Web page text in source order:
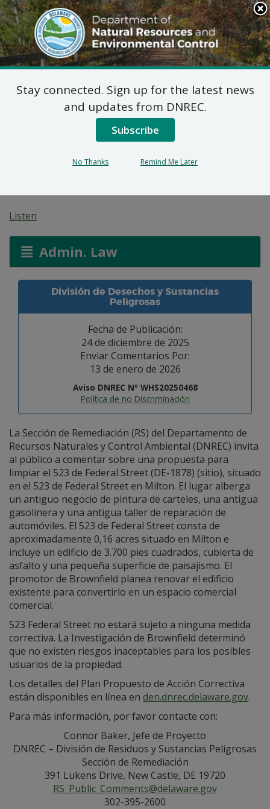
Search
This
Site
DNREC Menu
Plan Propuesto de
Acción Correctiva para
523 Federal Street (DE-
Listen
Admin. Law
División de Desechos y Sustancias
Peligrosas
Fecha de Publicación:
24 de diciembre de 2025
Enviar Comentarios Por:
13 de enero de 2026
Aviso DNREC Nº WHS20250468
Política de no Discriminación
La Sección de Remediación (RS) del Departamento de
Recursos Naturales y Control Ambiental (DNREC) invita
al público a comentar sobre una propuesta para
limpiar el 523 de Federal Street (DE-1878) (sitio), situado
en el 523 de Federal Street en Milton. El lugar alberga
un antiguo negocio de pintura de carteles, una antigua
gasolinera y una antigua taller de reparación de
automóviles. El 523 de Federal Street consta de
aproximadamente 0,16 acres situado en Milton e
incluye un edificio de 3.700 pies cuadrados, cubierta de
asfalto y una pequeña superficie de paisajismo. El
promotor de Brownfield planea renovar el edificio
existente para convertirlo en un espacio comercial
comercial.
523 Federal Street no estará sujeto a ninguna medida
correctiva. La Investigación de Brownfield determinó
que no existen riesgos inaceptables para los posibles
usuarios de la propiedad.
Los detalles del Plan Propuesto de Acción Correctiva
están disponibles en línea en den.dnrec.delaware.gov.
Para más información, por favor contacte con:
Connor Baker, Jefe de Proyecto
DNREC – División de Residuos y Sustancias Peligrosas
Sección de Remediación
391 Lukens Drive, New Castle, DE 19720
RS_Public_Comments@delaware.gov
302-395-2600
Stay connected. Sign up for the latest news
and updates from DNREC.
Subscribe
No Thanks Remind Me Later